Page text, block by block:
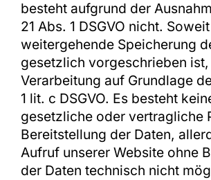
besteht aufgrund der
21 Abs. 1 DSGVO nicht.
weitergehende Speicherung
gesetzlich vorgeschrieben
Verarbeitung auf Grundlage
1 lit. c DSGVO. Es besteht
gesetzliche oder vertragliche
Bereitstellung der Daten,
Aufruf unserer Website ohne
der Daten technisch nicht